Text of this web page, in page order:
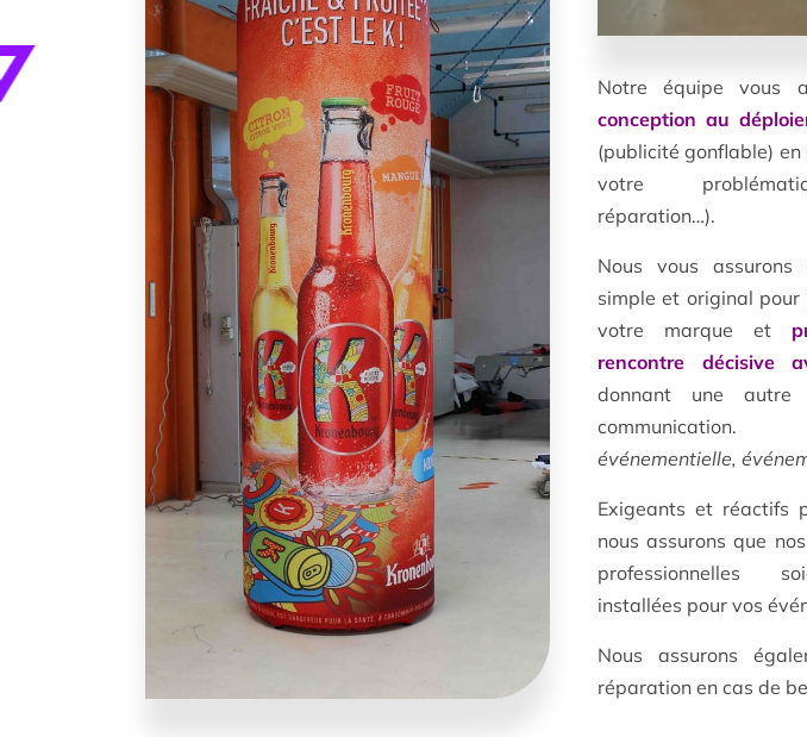
Notre équipe vous
conception au
(publicité gonflable)
votre
réparation…).
Nous vous
simple et original
votre marque et
rencontre décisive
donnant une
événementielle,
Exigeants et réactifs
nous assurons que
professionnelles
installées pour vos
Nous assurons
réparation en cas de